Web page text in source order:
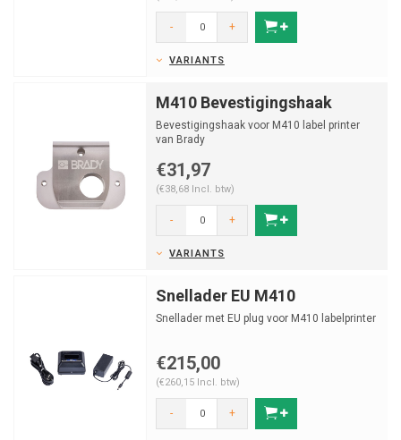
- +
VARIANTS
M410 Bevestigingshaak
Bevestigingshaak voor M410 label printer
van Brady
€31,97
(€38,68 Incl. btw)
- +
VARIANTS
Snellader EU M410
Snellader met EU plug voor M410 labelprinter
€215,00
(€260,15 Incl. btw)
- +